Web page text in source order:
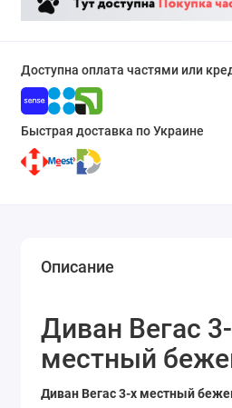
Доступна оплата частями или
Быстрая доставка по Украине
Описание
Диван Вегас
местный
Диван Вегас 3-х местный